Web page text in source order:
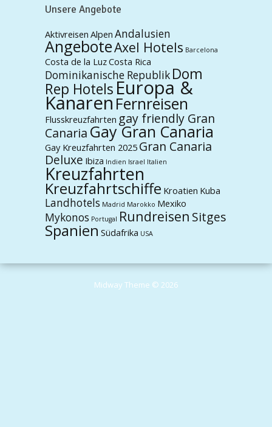
Unsere Angebote
Aktivreisen Alpen Andalusien
AngeboteAxel Hotels Barcelona
Costa de la LuzCosta Rica
Dominikanische Republik Dom
Rep HotelsEuropa &
Kanaren Fernreisen
Flusskreuzfahrten gay friendly Gran
Canaria Gay Gran Canaria
Gay Kreuzfahrten 2025 Gran Canaria
Deluxe Ibiza Indien Israel Italien
Kreuzfahrten
Kreuzfahrtschiffe Kroatien Kuba
Landhotels Madrid Marokko Mexiko
Mykonos Portugal Rundreisen Sitges
Spanien Südafrika USA
Midway Theme © 2026